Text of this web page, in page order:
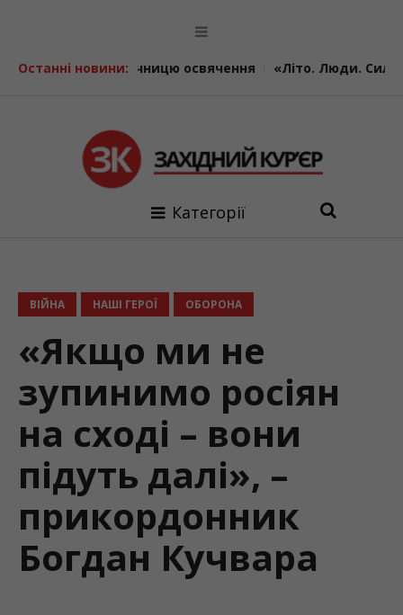
Останні новини:«Літо. Люди. Сила»: втретє у Калуші
Категорії
ВІЙНА НАШІ ГЕРОЇ ОБОРОНА
«Якщо ми не
зупинимо росіян
на сході – вони
підуть далі», –
прикордонник
Богдан Кучвара